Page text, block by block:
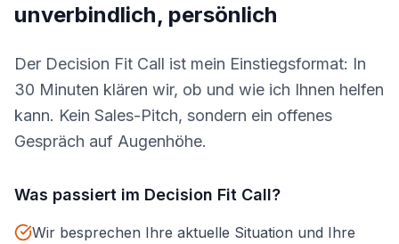
unverbindlich, persönlich
Der Decision Fit Call ist mein Einstiegsformat: In
30 Minuten klären wir, ob und wie ich Ihnen helfen
kann. Kein Sales-Pitch, sondern ein offenes
Gespräch auf Augenhöhe.
Was passiert im Decision Fit Call?
Wir besprechen Ihre aktuelle Situation und Ihre